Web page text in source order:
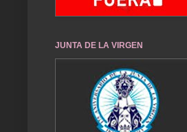
JUNTA DE LA VIRGEN